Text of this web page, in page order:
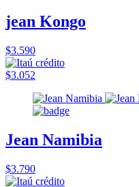
jean Kongo
$3.590
$3.052
Jean Namibia
$3.790